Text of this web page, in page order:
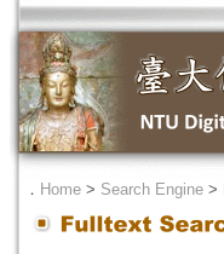
． Home > Search Engine >